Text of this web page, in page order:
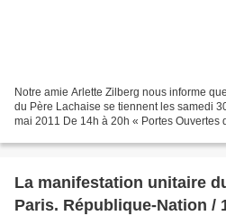
Notre amie Arlette Zilberg nous informe
du Père Lachaise se tiennent les samedi
mai 2011 De 14h à 20h « Portes Ouvertes
La manifestation unitaire
Paris. République-Nation /